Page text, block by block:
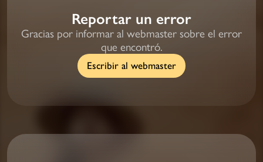
Reportar un error
Gracias por informar al webmaster sobre el error
que encontró.
Escribir al webmaster